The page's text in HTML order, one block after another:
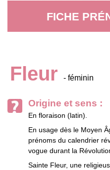
FICHE
Fleur - féminin
Origine et sens :
En floraison (latin).
En usage dès le Moyen
prénoms du calendrier
vogue durant la
Sainte Fleur, une